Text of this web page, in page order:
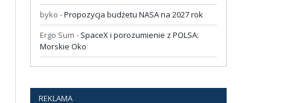
byko -Propozycja budżetu NASA na 2027 rok
Ergo Sum - SpaceX i porozumienie z POLSA:
Morskie Oko
REKLAMA